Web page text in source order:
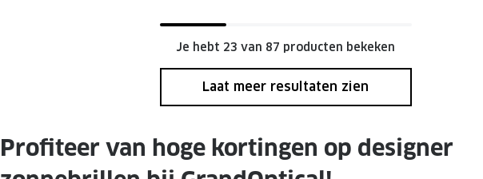
Je hebt 23 van 87 producten bekeken
Laat meer resultaten zien
Profiteer van hoge kortingen op designer